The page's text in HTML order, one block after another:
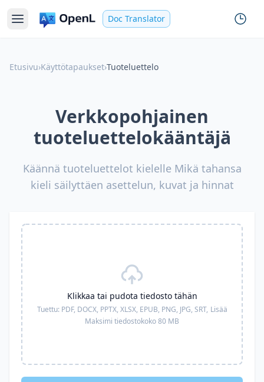
Doc Translator
Etusivu›Käyttötapaukset›Tuoteluettelo
Verkkopohjainen
tuoteluettelokääntäjä
Käännä tuoteluettelot kielelle Mikä tahansa
kieli säilyttäen asettelun, kuvat ja hinnat
Klikkaa tai pudota tiedosto tähän
Tuettu: PDF, DOCX, PPTX, XLSX, EPUB, PNG, JPG, SRT, Lisää
Maksimi tiedostokoko 80 MB